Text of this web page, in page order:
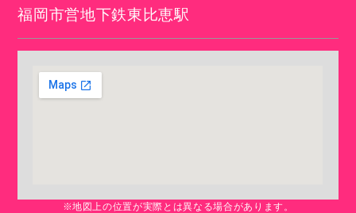
福岡市営地下鉄東比恵駅
※地図上の位置が実際とは異なる場合があります。